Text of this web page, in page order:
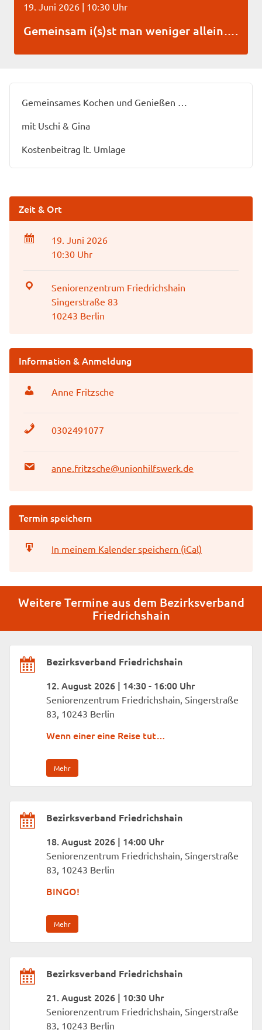
19. Juni 2026 | 10:30 Uhr
Gemeinsam i(s)st man weniger allein….
Gemeinsames Kochen und Genießen …
mit Uschi & Gina
Kostenbeitrag lt. Umlage
Zeit & Ort
19. Juni 2026
10:30 Uhr
Seniorenzentrum Friedrichshain
Singerstraße 83
10243 Berlin
Information & Anmeldung
Anne Fritzsche
0302491077
anne.fritzsche@unionhilfswerk.de
Termin speichern
In meinem Kalender speichern (iCal)
Weitere Termine aus dem Bezirksverband
Friedrichshain
Bezirksverband Friedrichshain
12. August 2026 | 14:30 - 16:00 Uhr
Seniorenzentrum Friedrichshain, Singerstraße
83, 10243 Berlin
Wenn einer eine Reise tut…
Mehr
Bezirksverband Friedrichshain
18. August 2026 | 14:00 Uhr
Seniorenzentrum Friedrichshain, Singerstraße
83, 10243 Berlin
BINGO!
Mehr
Bezirksverband Friedrichshain
21. August 2026 | 10:30 Uhr
Seniorenzentrum Friedrichshain, Singerstraße
83, 10243 Berlin